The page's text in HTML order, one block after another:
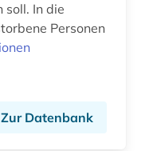
soll. In die
Personen
Zur Datenbank